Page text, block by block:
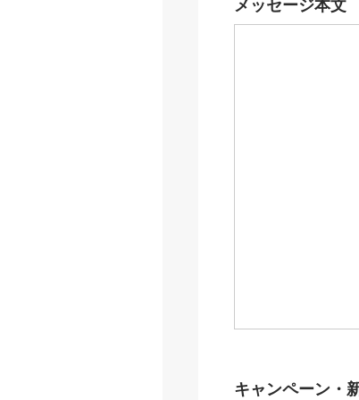
メッセージ本文
キャンペーン・